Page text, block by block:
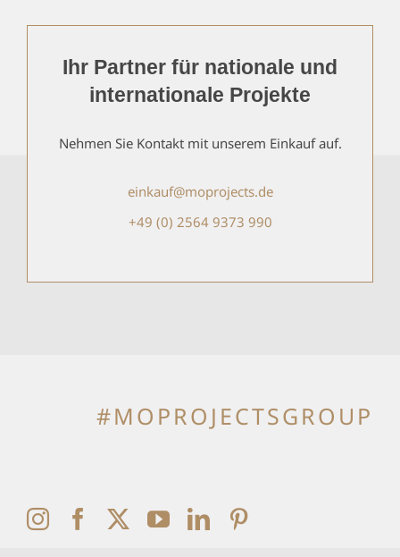
Ihr Partner für nationale und
internationale Projekte
Nehmen Sie Kontakt mit unserem Einkauf auf.
einkauf@moprojects.de
+49 (0) 2564 9373 990
#MOPROJECTSGROUP